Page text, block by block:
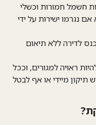
חשמל חמורות וכשלי
נגרמו ישירות על ידי
לדירה ללא תיאום
ראויה למגורים, וככל
תיקון מיידי או אף לבטל